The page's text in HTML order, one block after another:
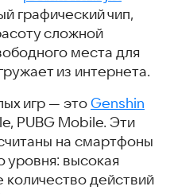
версии
смартфонов
Лайт
консоли Sony PlayStation
игр и эмуляторы для
графический чип,
сложной
места для
из интернета.
игр — это Genshin
PUBG Mobile. Эти
на смартфоны
уровня: высокая
действий